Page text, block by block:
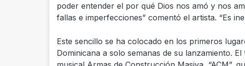
poder entender el por qué Dios nos amó y nos
fallas e imperfecciones” comentó el artista. “Es
Este sencillo se ha colocado en los primeros
Dominicana a solo semanas de su lanzamiento.